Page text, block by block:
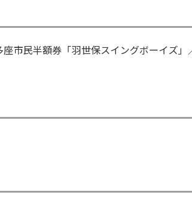
市民半額券「羽世保スイングボーイズ」